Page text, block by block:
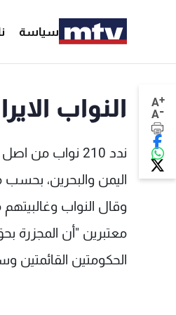
سياسة
A+
A- النواب
اليمن والبحرين، بحسب
وقال النواب
معتبرين "أن المجزرة
الحكومتين القائمتين